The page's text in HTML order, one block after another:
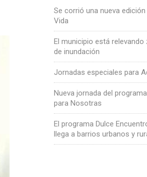
Se corrió una nueva
Vida
El municipio está
de inundación
Jornadas especiales para
Nueva jornada del
para Nosotras
El programa Dulce
llega a barrios urbanos y